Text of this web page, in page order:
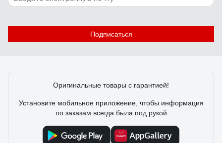
диаметром 1 мм или чуть большим диаметром
Подписаться
Оригинальные товары с гарантией!
Установите мобильное приложение, чтобы информация
по заказам всегда была под рукой